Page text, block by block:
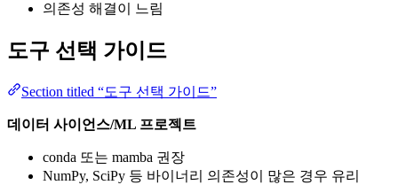
의존성 해결이 느림
도구 선택 가이드
Section titled “도구 선택 가이드”
데이터 사이언스/ML 프로젝트
conda 또는 mamba 권장
NumPy, SciPy 등 바이너리 의존성이 많은 경우 유리